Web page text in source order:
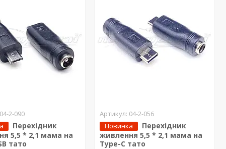
04-2-090
Перехідник
5,5 * 2,1 мама на
тато
04-2-056
Новинка
Перехідник
живлення 5,5 * 2,1 мама на
Type-C тато